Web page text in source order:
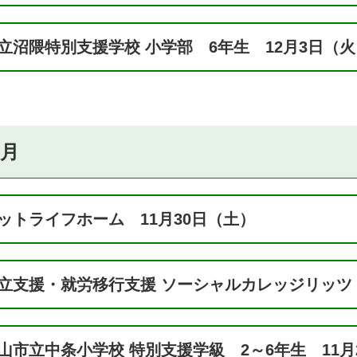
沼隈特別支援学校 小学部 6年生 12月3日（
トライフホーム 11月30日（土）
支援・就労移行支援 ソーシャルカレッジリッ
市立中条小学校 特別支援学級 2～6年生 11月